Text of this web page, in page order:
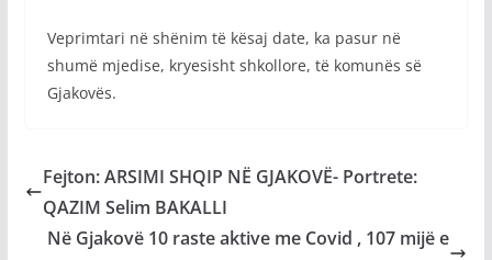
Veprimtari në shënim të kësaj date, ka pasur në
shumë mjedise, kryesisht shkollore, të komunës së
Gjakovës.
Fejton: ARSIMI SHQIP NË GJAKOVË- Portrete:
QAZIM Selim BAKALLI
Në Gjakovë 10 raste aktive me Covid , 107 mijë e